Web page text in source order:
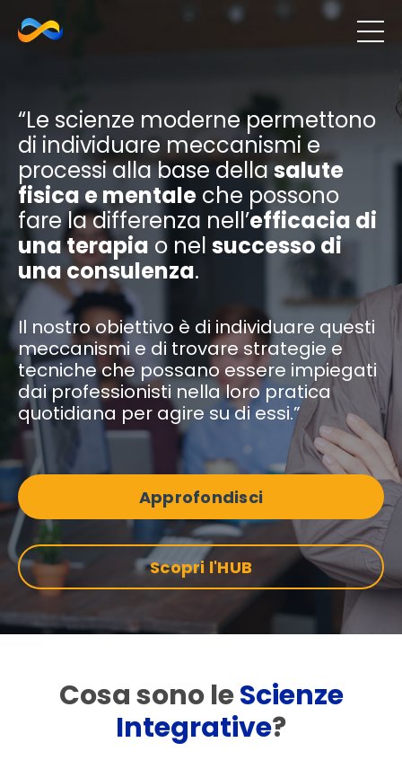
“Le scienze moderne permettono
di individuare meccanismi e
processi alla base dellasalute
fisica e mentale che possono
fare la differenza nell’efficacia di
una terapia o nel successo di
una consulenza.
Il nostro obiettivo è di individuare questi
meccanismi e di trovare strategie e
tecniche che possano essere impiegati
dai professionisti nella loro pratica
quotidiana per agire su di essi.”
Approfondisci
Scopri l'HUB
Cosa sono leScienze
Integrative?